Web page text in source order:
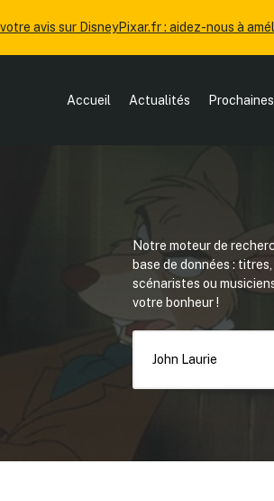
avis sur DisneyPixar.fr : aidez-nous à
Accueil Actualités
Notre moteur de
base de données :
scénaristes ou
votre bonheur !